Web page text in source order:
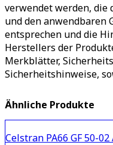
verwendet werden, die
und den anwendbaren
entsprechen und die
Herstellers der
Merkblätter,
Sicherheitshinweise,
Ähnliche Produkte
Celstran PA66 GF 50-